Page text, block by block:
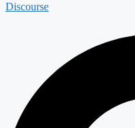
Discourse